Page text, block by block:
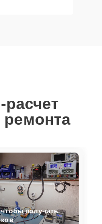
расчет
ремонта
получить